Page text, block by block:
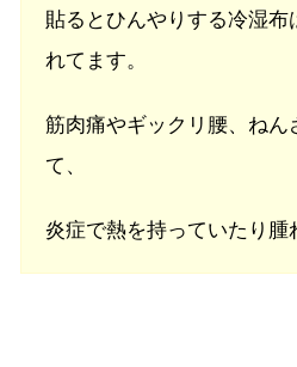
貼るとひんやりする冷湿
れてます。
筋肉痛やギックリ腰、ねん
て、
炎症で熱を持っていたり